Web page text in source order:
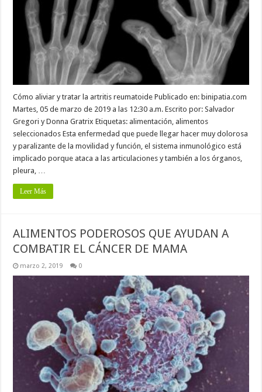
Cómo aliviar y tratar la artritis reumatoide Publicado en: binipatia.com
Martes, 05 de marzo de 2019 a las 12:30 a.m. Escrito por: Salvador
Gregori y Donna Gratrix Etiquetas: alimentación, alimentos
seleccionados Esta enfermedad que puede llegar hacer muy dolorosa
y paralizante de la movilidad y función, el sistema inmunológico está
implicado porque ataca a las articulaciones y también a los órganos,
pleura, …
Leer Más
ALIMENTOS PODEROSOS QUE AYUDAN A
COMBATIR EL CÁNCER DE MAMA
marzo 2, 2019 0